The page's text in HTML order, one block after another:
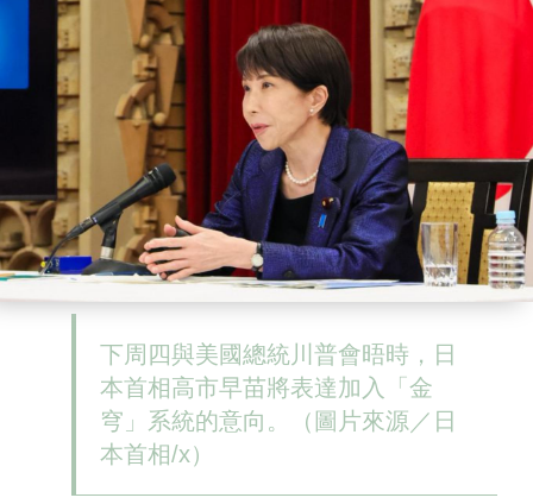
下周四與美國總統川普會晤時，日
本首相高市早苗將表達加入「金
穹」系統的意向。（圖片來源／日
本首相/x）